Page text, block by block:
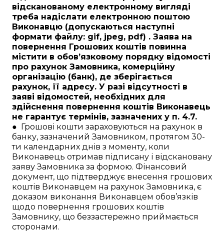
відсканованому електронному вигляді
треба надіслати електронною поштою
Виконавцю (допускаються наступні
формати файлу: gif, jpeg, pdf) . Заява на
повернення Грошових коштів повинна
містити в обов’язковому порядку відомості
про рахунок Замовника, комерційну
організацію (банк), де зберігається
рахунок, її адресу. У разі відсутності в
заяві відомостей, необхідних для
здійснення повернення коштів Виконавець
не гарантує термінів, зазначених у п. 4.7.
● Грошові кошти зараховуються на рахунок в
банку, зазначений Замовником, протягом 30-
ти календарних днів з моменту, коли
Виконавець отримав підписану і відскановану
заяву Замовника за формою. Фінансовий
документ, що підтверджує внесення грошових
коштів Виконавцем на рахунок Замовника, є
доказом виконання Виконавцем обов’язків
щодо повернення грошових коштів
Замовнику, що беззастережно приймається
сторонами.